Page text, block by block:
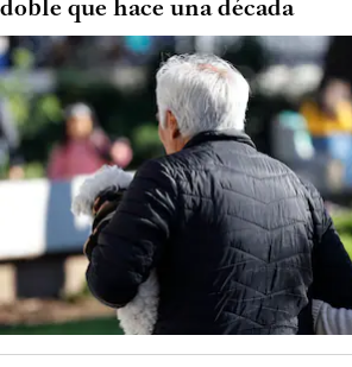
doble que hace una década